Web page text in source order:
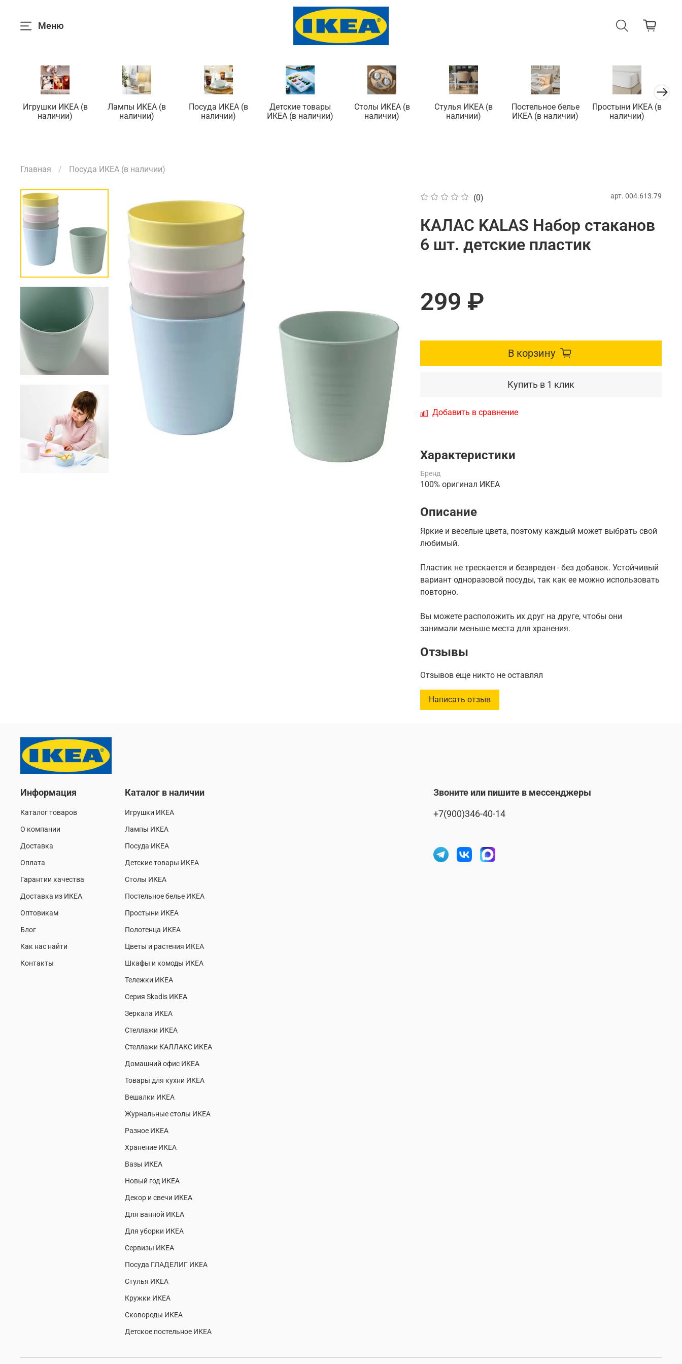
Меню
Игрушки ИКЕА (в
наличии)
Лампы ИКЕА (в
наличии)
Посуда ИКЕА (в
наличии)
Детские товары
ИКЕА (в наличии)
Столы ИКЕА (в
наличии)
Стулья ИКЕА (в
наличии)
Постельное белье
ИКЕА (в наличии)
Простыни ИКЕА (в
наличии)
Главная Посуда ИКЕА (в наличии)
(0) арт. 004.613.79
КАЛАС KALAS Набор стаканов
6 шт. детские пластик
299 ₽
В корзину
Купить в 1 клик
Добавить в сравнение
Характеристики
Бренд
100% оригинал ИКЕА
Описание
Яркие и веселые цвета, поэтому каждый может выбрать свой
любимый.
Пластик не трескается и безвреден - без добавок. Устойчивый
вариант одноразовой посуды, так как ее можно использовать
повторно.
Вы можете расположить их друг на друге, чтобы они
занимали меньше места для хранения.
Отзывы
Отзывов еще никто не оставлял
Написать отзыв
Информация
Каталог товаров
О компании
Доставка
Оплата
Гарантии качества
Доставка из ИКЕА
Оптовикам
Блог
Как нас найти
Контакты
Каталог в наличии
Игрушки ИКЕА
Лампы ИКЕА
Посуда ИКЕА
Детские товары ИКЕА
Столы ИКЕА
Постельное белье ИКЕА
Простыни ИКЕА
Полотенца ИКЕА
Цветы и растения ИКЕА
Шкафы и комоды ИКЕА
Тележки ИКЕА
Серия Skadis ИКЕА
Зеркала ИКЕА
Стеллажи ИКЕА
Стеллажи КАЛЛАКС ИКЕА
Домашний офис ИКЕА
Товары для кухни ИКЕА
Вешалки ИКЕА
Журнальные столы ИКЕА
Разное ИКЕА
Хранение ИКЕА
Вазы ИКЕА
Новый год ИКЕА
Декор и свечи ИКЕА
Для ванной ИКЕА
Для уборки ИКЕА
Сервизы ИКЕА
Посуда ГЛАДЕЛИГ ИКЕА
Стулья ИКЕА
Кружки ИКЕА
Сковороды ИКЕА
Детское постельное ИКЕА
Звоните или пишите в мессенджеры
+7(900)346-40-14